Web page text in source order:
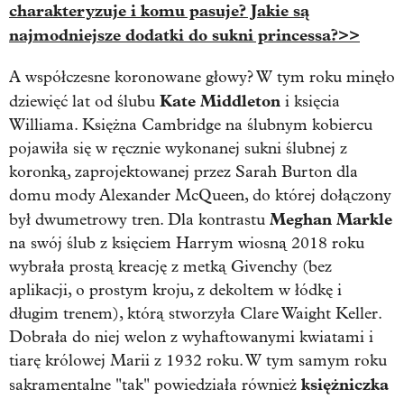
charakteryzuje i komu pasuje? Jakie są
najmodniejsze dodatki do sukni princessa?>>
A współczesne koronowane głowy? W tym roku minęło
dziewięć lat od ślubu Kate Middleton i księcia
Williama. Księżna Cambridge na ślubnym kobiercu
pojawiła się w ręcznie wykonanej sukni ślubnej z
koronką, zaprojektowanej przez Sarah Burton dla
domu mody Alexander McQueen, do której dołączony
był dwumetrowy tren. Dla kontrastu Meghan Markle
na swój ślub z księciem Harrym wiosną 2018 roku
wybrała prostą kreację z metką Givenchy (bez
aplikacji, o prostym kroju, z dekoltem w łódkę i
długim trenem), którą stworzyła Clare Waight Keller.
Dobrała do niej welon z wyhaftowanymi kwiatami i
tiarę królowej Marii z 1932 roku. W tym samym roku
sakramentalne "tak" powiedziała również księżniczka